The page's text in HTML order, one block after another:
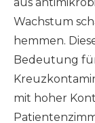
Wachstum
hemmen.
Bedeutung
mit hoher